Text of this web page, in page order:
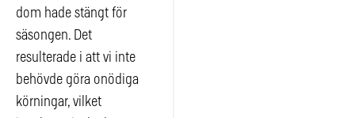
dom hade stängt för
säsongen. Det
resulterade i att vi inte
behövde göra onödiga
körningar, vilket